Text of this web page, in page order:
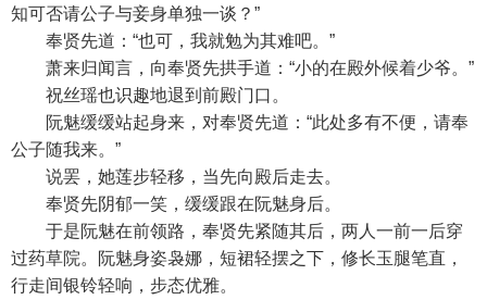
知可否请公子与妾身单独一谈？”
奉贤先道：“也可，我就勉为其难吧。”
萧来归闻言，向奉贤先拱手道：“小的在殿外候着少爷。”
祝丝瑶也识趣地退到前殿门口。
阮魅缓缓站起身来，对奉贤先道：“此处多有不便，请奉
公子随我来。”
说罢，她莲步轻移，当先向殿后走去。
奉贤先阴郁一笑，缓缓跟在阮魅身后。
于是阮魅在前领路，奉贤先紧随其后，两人一前一后穿
过药草院。阮魅身姿袅娜，短裙轻摆之下，修长玉腿笔直，
行走间银铃轻响，步态优雅。